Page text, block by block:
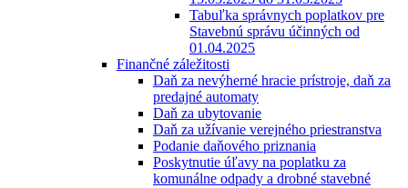
Tabuľka správnych poplatkov pre
Stavebnú správu účinných od
01.04.2025
Finančné záležitosti
Daň za nevýherné hracie prístroje, daň za
predajné automaty
Daň za ubytovanie
Daň za užívanie verejného priestranstva
Podanie daňového priznania
Poskytnutie úľavy na poplatku za
komunálne odpady a drobné stavebné